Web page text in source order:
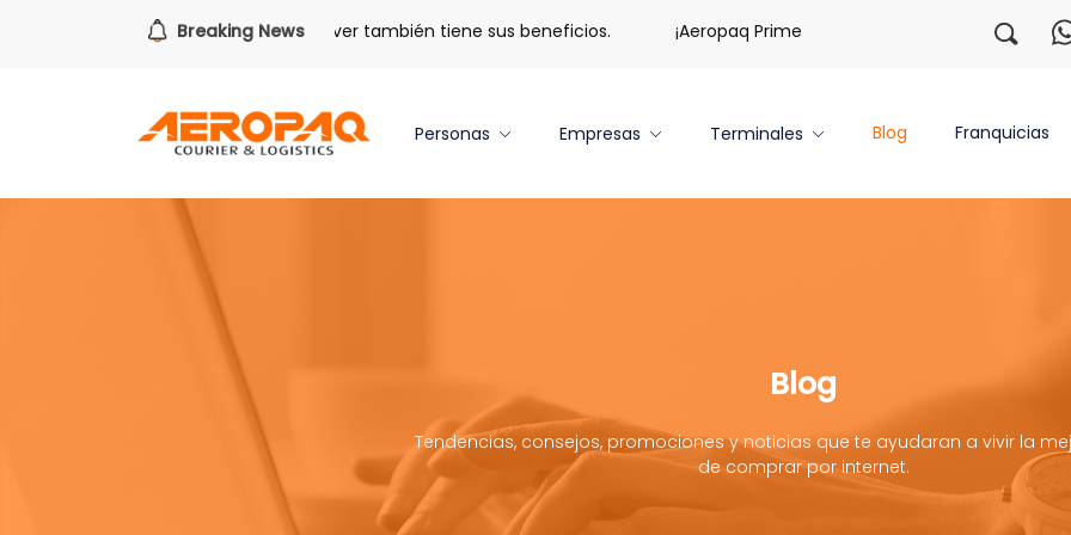
Breaking News
todo lo que viene. Volver también tiene sus beneficios. ¡Aeropaq Prime TE DA MÁS! ¡Regístrate con
Personas Empresas Terminales Blog Franquicias
Blog
Tendencias, consejos, promociones y noticias que te ayudaran a vivir la
de comprar por internet.